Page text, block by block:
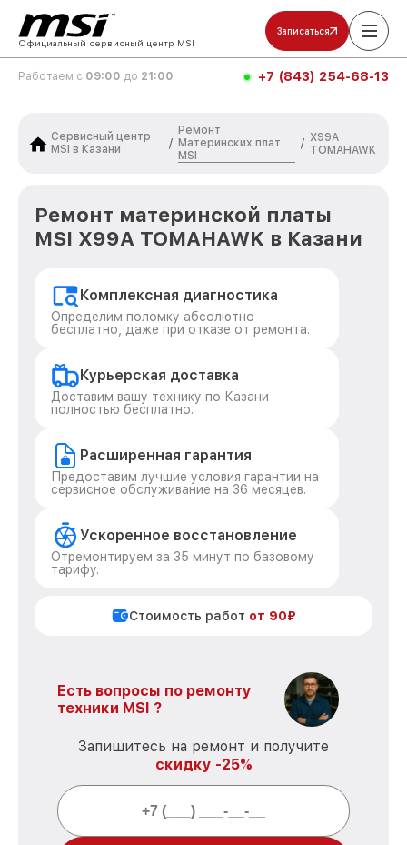
Официальный сервисный центр MSI
Записаться
Работаем с 09:00 до 21:00 +7 (843) 254-68-13
Сервисный центр
MSI в Казани
/
Ремонт
Материнских плат
MSI
/ X99A
TOMAHAWK
Ремонт материнской платы
MSI X99A TOMAHAWK в Казани
Комплексная диагностика
Определим поломку абсолютно
бесплатно, даже при отказе от ремонта.
Курьерская доставка
Доставим вашу технику по Казани
полностью бесплатно.
Расширенная гарантия
Предоставим лучшие условия гарантии на
сервисное обслуживание на 36 месяцев.
Ускоренное восстановление
Отремонтируем за 35 минут по базовому
тарифу.
Стоимость работ от 90₽
Есть вопросы по ремонту
техники MSI ?
Запишитесь на ремонт и получите
скидку -25%